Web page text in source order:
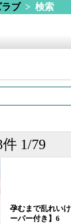
ブ> 検索
1/79
孕むまで乱れい
ーパー付き】6